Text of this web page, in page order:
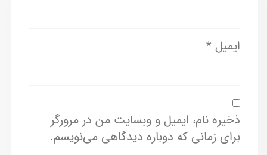
ایمیل *
ذخیره نام، ایمیل و وبسایت من در مرورگر
برای زمانی که دوباره دیدگاهی می‌نویسم.